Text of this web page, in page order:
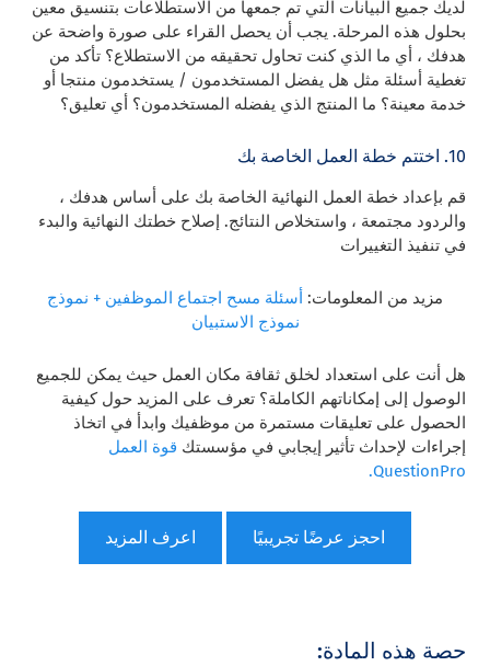
لديك جميع البيانات التي تم جمعها من الاستطلاعات بتنسيق معين
بحلول هذه المرحلة. يجب أن يحصل القراء على صورة واضحة عن
هدفك ، أي ما الذي كنت تحاول تحقيقه من الاستطلاع؟ تأكد من
تغطية أسئلة مثل هل يفضل المستخدمون / يستخدمون منتجا أو
خدمة معينة؟ ما المنتج الذي يفضله المستخدمون؟ أي تعليق؟
10. اختتم خطة العمل الخاصة بك
قم بإعداد خطة العمل النهائية الخاصة بك على أساس هدفك ،
والردود مجتمعة ، واستخلاص النتائج. إصلاح خطتك النهائية والبدء
في تنفيذ التغييرات
مزيد من المعلومات: أسئلة مسح اجتماع الموظفين + نموذج
نموذج الاستبيان
هل أنت على استعداد لخلق ثقافة مكان العمل حيث يمكن للجميع
الوصول إلى إمكاناتهم الكاملة؟ تعرف على المزيد حول كيفية
الحصول على تعليقات مستمرة من موظفيك وابدأ في اتخاذ
إجراءات لإحداث تأثير إيجابي في مؤسستك قوة العمل
QuestionPro.
احجز عرضًا تجريبيًا اعرف المزيد
حصة هذه المادة: